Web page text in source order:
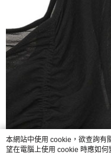
本網站中使用 cookie，欲查詢有
望在電腦上使用 cookie 時應如